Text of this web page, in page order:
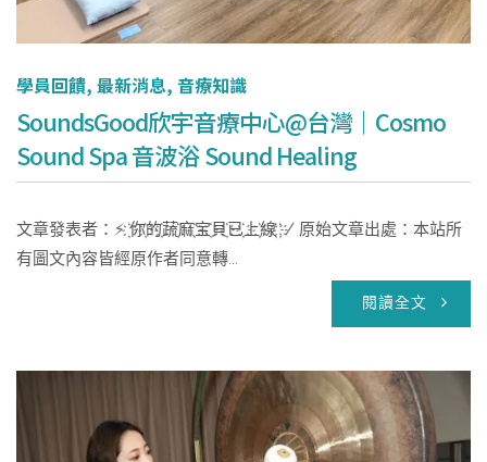
學員回饋, 最新消息, 音療知識
SoundsGood欣宇音療中心@台灣｜Cosmo
Sound Spa 音波浴 Sound Healing
文章發表者：⚡ ҉你҉的҉蔬҉麻҉宝҉貝҉已҉上҉線҉ ҉ / 原始文章出處：本站所
有圖文內容皆經原作者同意轉...
閱讀全文